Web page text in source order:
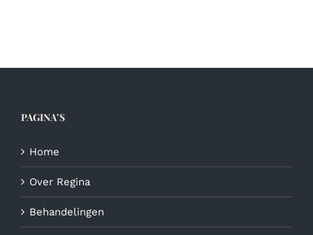
PAGINA’S
Home
Over Regina
Behandelingen